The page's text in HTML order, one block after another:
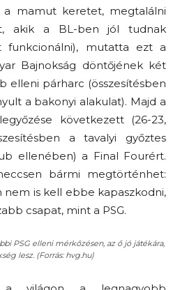
a mamut keretet, megtalálni
akik a BL-ben jól tudnak
funkcionálni), mutatta ezt a
Bajnokság döntőjének két
elleni párharc (összesítésben
a bakonyi alakulat). Majd a
következett (26-23,
a tavalyi győztes
ellenében) a Final Fourért.
bármi megtörténhet:
nem is kell ebbe kapaszkodni,
csapat, mint a PSG.
PSG elleni mérkőzésen, az ő jó játékára,
lesz. (Forrás: hvg.hu)